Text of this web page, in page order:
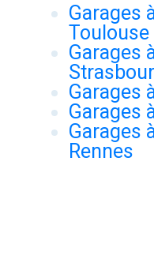
Garages
Toulouse
Garages
Garages
Garages
Garages
Rennes